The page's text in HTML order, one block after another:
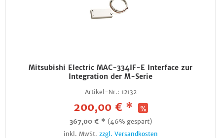
Mitsubishi Electric MAC-334IF-E Interface zur
Integration der M-Serie
Artikel-Nr.: 12132
200,00 € *
367,00 € * (46% gespart)
inkl. MwSt. zzgl. Versandkosten